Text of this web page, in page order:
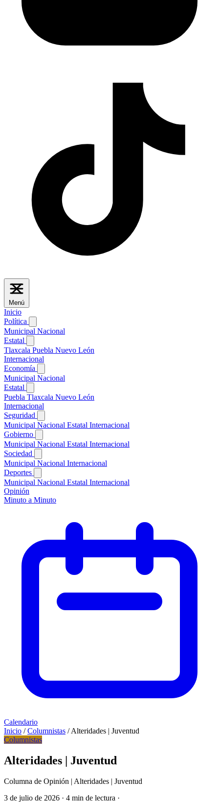
Menú
Inicio
Política
Municipal Nacional
Estatal
Tlaxcala Puebla Nuevo León
Internacional
Economía
Municipal Nacional
Estatal
Puebla Tlaxcala Nuevo León
Internacional
Seguridad
Municipal Nacional Estatal Internacional
Gobierno
Municipal Nacional Estatal Internacional
Sociedad
Municipal Nacional Internacional
Deportes
Municipal Nacional Estatal Internacional
Opinión
Minuto a Minuto
Calendario
Inicio / Columnistas / Alteridades | Juventud
Columnistas
Alteridades | Juventud
Columna de Opinión | Alteridades | Juventud
3 de julio de 2026 · 4 min de lectura ·